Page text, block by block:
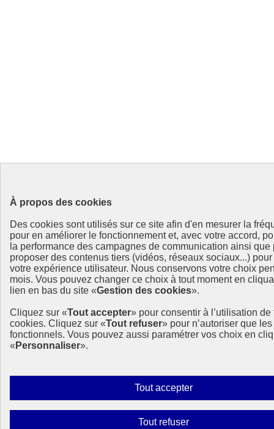
À propos des cookies
Des cookies sont utilisés sur ce site afin d'en mesurer la
pour en améliorer le fonctionnement et, avec votre accord,
la performance des campagnes de communication ainsi que
proposer des contenus tiers (vidéos, réseaux sociaux...)
votre expérience utilisateur. Nous conservons votre choix
mois. Vous pouvez changer ce choix à tout moment en
lien en bas du site «Gestion des cookies».
Cliquez sur «Tout accepter» pour consentir à l’utilisation de
cookies. Cliquez sur «Tout refuser» pour n’autoriser que
fonctionnels. Vous pouvez aussi paramétrer vos choix en
« Personnaliser».
Tout accepterAutoriser
tous
Tout refuserInterdire